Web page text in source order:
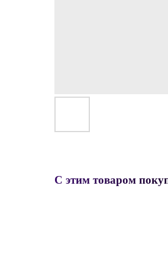
С этим товаром